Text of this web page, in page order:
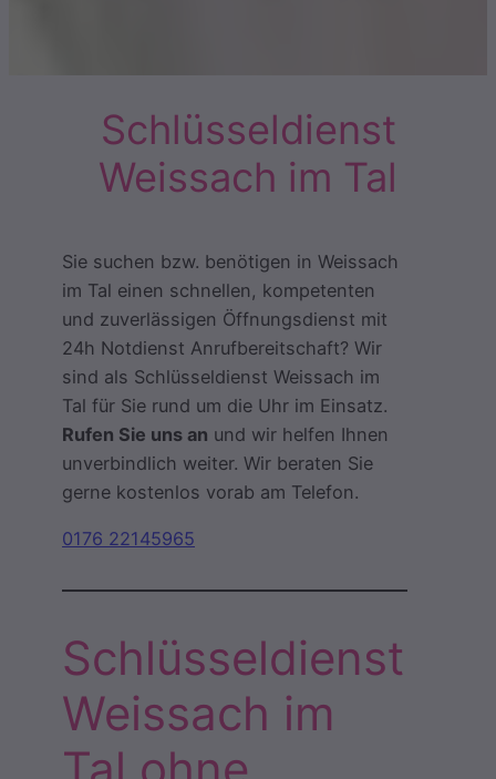
Schlüsseldienst
Weissach im Tal
Sie suchen bzw. benötigen in Weissach
im Tal einen schnellen, kompetenten
und zuverlässigen Öffnungsdienst mit
24h Notdienst Anrufbereitschaft? Wir
sind als Schlüsseldienst Weissach im
Tal für Sie rund um die Uhr im Einsatz.
Rufen Sie uns an und wir helfen Ihnen
unverbindlich weiter. Wir beraten Sie
gerne kostenlos vorab am Telefon.
0176 22145965
Schlüsseldienst
Weissach im